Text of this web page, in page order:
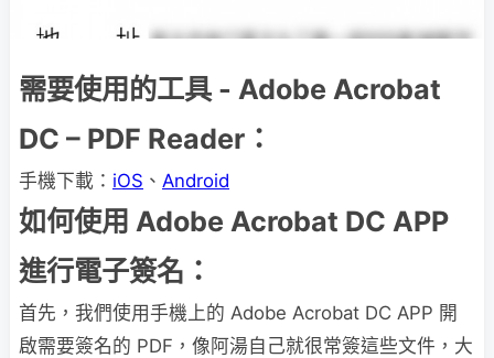
需要使用的工具 - Adobe Acrobat
DC – PDF Reader：
手機下載： iOS 、 Android
如何使用 Adobe Acrobat DC APP
進行電子簽名：
首先，我們使用手機上的 Adobe Acrobat DC APP 開
啟需要簽名的 PDF，像阿湯自己就很常簽這些文件，大